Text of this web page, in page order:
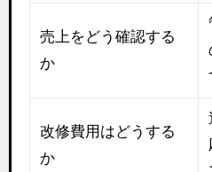
売上をどう確認する
か
改修費用はどうする
か